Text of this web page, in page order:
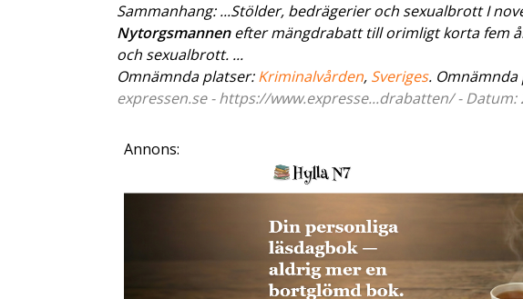
Sammanhang: ...Stölder, bedrägerier och sexualbrott I
Nytorgsmannenefter mängdrabatt till orimligt korta fem
och sexualbrott. ...
Omnämnda platser:Kriminalvården, Sveriges.
expressen.se - https://www.expresse...drabatten/ - Datum:
Annons: